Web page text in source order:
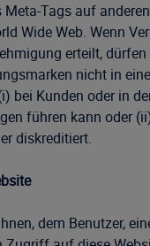
Tags auf
Wide Web. Wenn
erteilt, dürfen
nicht in
bei Kunden oder in
führen kann oder
diskreditiert.
dem Benutzer,